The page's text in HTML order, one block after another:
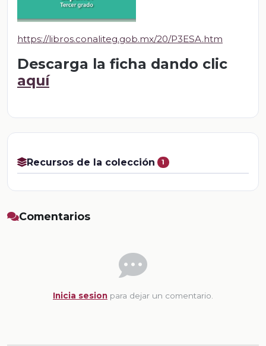
https://libros.conaliteg.gob.mx/20/P3ESA.htm
Descarga la ficha dando clic
aquí
Recursos de la colección 1
Comentarios
Inicia sesion para dejar un comentario.